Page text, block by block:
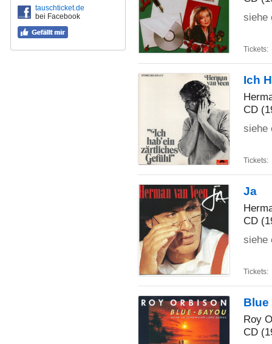
tauschticket.de
bei Facebook
siehe
Tickets:
Ich
CD
siehe
Tickets:
Ja
CD
siehe
Tickets:
Blue
Roy
CD